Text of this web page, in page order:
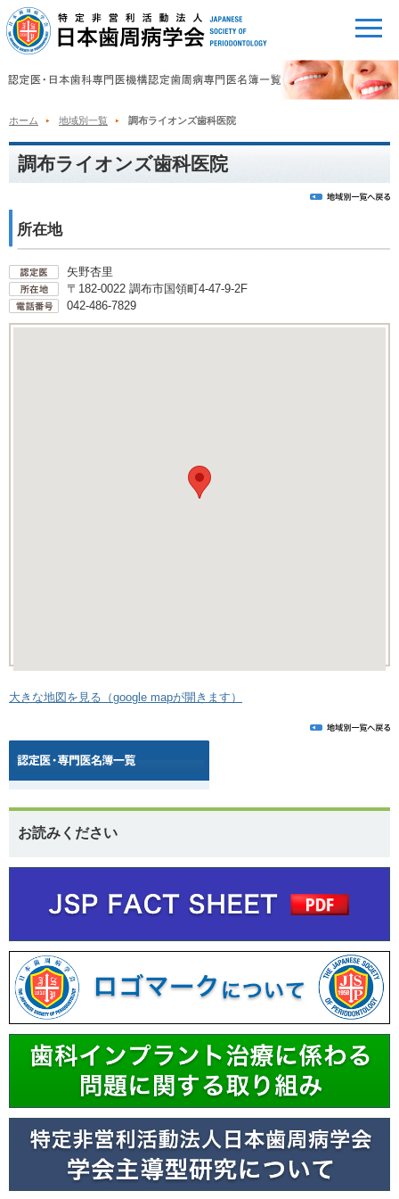
ホーム 地域別一覧 調布ライオンズ歯科医院
調布ライオンズ歯科医院
所在地
矢野杏里
〒182-0022 調布市国領町4-47-9-2F
042-486-7829
大きな地図を見る（google mapが開きます）
お読みください